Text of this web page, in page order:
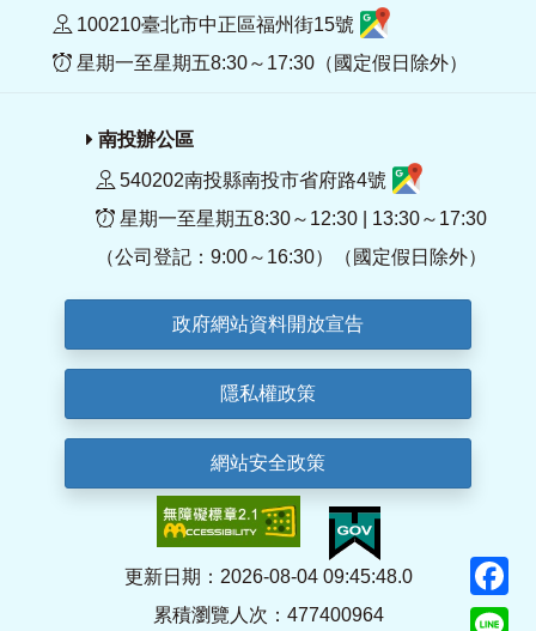
100210臺北市中正區福州街15號
星期一至星期五8:30～17:30（國定假日除外）
南投辦公區
540202南投縣南投市省府路4號
星期一至星期五8:30～12:30 | 13:30～17:30
（公司登記：9:00～16:30）（國定假日除外）
政府網站資料開放宣告
隱私權政策
網站安全政策
更新日期：2026-08-04 09:45:48.0
累積瀏覽人次：477400964